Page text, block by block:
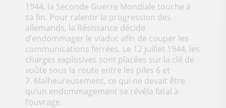
1944, la Seconde Guerre Mondiale touche à
sa fin. Pour ralentir la progression des
allemands, la Résistance décide
d’endommager le viaduc afin de couper les
communications ferrées. Le 12 juillet 1944, les
charges explosives sont placées sur la clé de
voûte sous la route entre les piles 6 et
7. Malheureusement, ce qui ne devait être
qu’un endommagement se révéla fatal à
l’ouvrage.